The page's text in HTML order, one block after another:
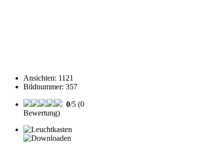
Ansichten: 1121
Bildnummer: 357
0/5 (0
Bewertung)